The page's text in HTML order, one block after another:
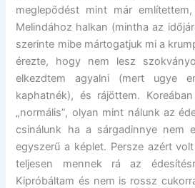
meglepődést mint már
Melindához halkan (mintha az
szerinte mibe mártogatjuk mi a
érezte, hogy nem lesz
elkezdtem agyalni (mert ugye
kaphatnék), és rájöttem.
„normális”, olyan mint nálunk az
csinálunk ha a sárgadinnye nem
egyszerű a képlet. Persze azért
teljesen mennek rá az
Kipróbáltam és nem is rossz